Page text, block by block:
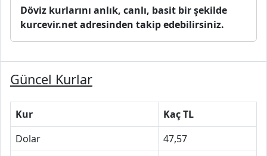
Döviz kurlarını anlık, canlı, basit bir şekilde
kurcevir.net adresinden takip edebilirsiniz.
Güncel Kurlar
Kur
Kaç TL
Dolar
47,57